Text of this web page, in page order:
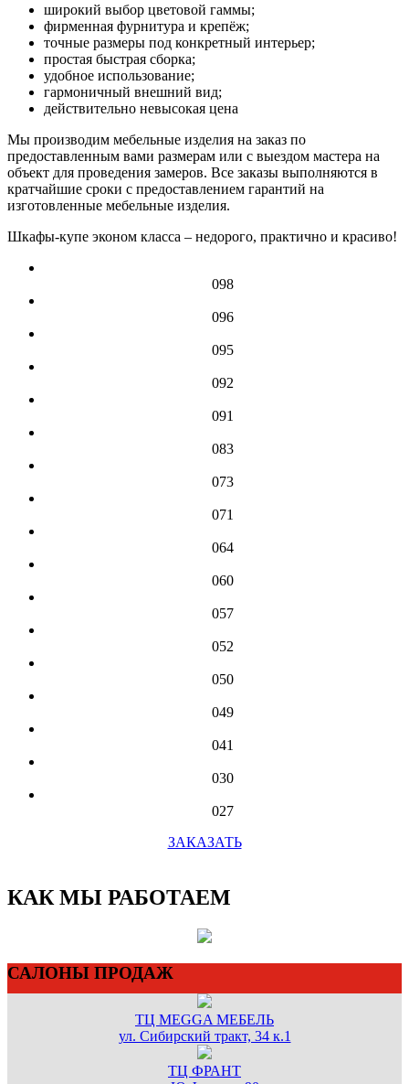
широкий выбор цветовой гаммы;
фирменная фурнитура и крепёж;
точные размеры под конкретный интерьер;
простая быстрая сборка;
удобное использование;
гармоничный внешний вид;
действительно невысокая цена
Мы производим мебельные изделия на заказ по
предоставленным вами размерам или с выездом мастера на
объект для проведения замеров. Все заказы выполняются в
кратчайшие сроки с предоставлением гарантий на
изготовленные мебельные изделия.
Шкафы-купе эконом класса – недорого, практично и красиво!
098
096
095
092
091
083
073
071
064
060
057
052
050
049
041
030
027
ЗАКАЗАТЬ
КАК МЫ РАБОТАЕМ
САЛОНЫ ПРОДАЖ
ТЦ MEGGA МЕБЕЛЬ
ул. Сибирский тракт, 34 к.1
ТЦ ФРАНТ